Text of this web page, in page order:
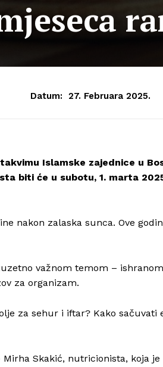
Datum: 27. Februara 2025.
Islamske zajednice u
biti će u subotu, 1. marta
nakon zalaska sunca. Ove
važnom temom –
za organizam.
za sehur i iftar? Kako sačuvati
Skakić, nutricionista, koja je